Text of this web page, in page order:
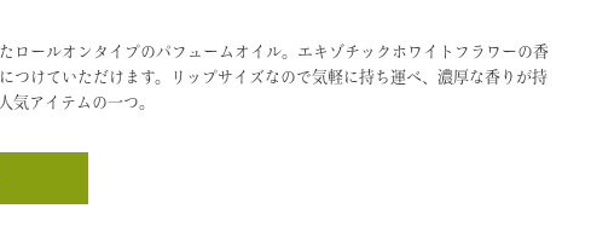
ロールオンタイプのパフュームオイル。エキゾチックホワイトフラワーの香
つけていただけます。リップサイズなので気軽に持ち運べ、濃厚な香りが持
気アイテムの一つ。